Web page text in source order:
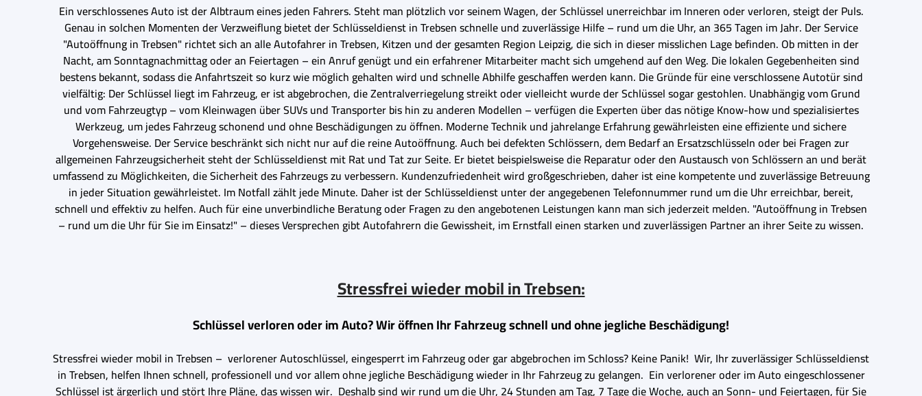
Ein verschlossenes Auto ist der Albtraum eines jeden Fahrers. Steht man plötzlich vor seinem Wagen, der Schlüssel unerreichbar im Inneren oder verloren, steigt der Puls.
Genau in solchen Momenten der Verzweiflung bietet der Schlüsseldienst in Trebsen schnelle und zuverlässige Hilfe – rund um die Uhr, an 365 Tagen im Jahr. Der Service
"Autoöffnung in Trebsen" richtet sich an alle Autofahrer in Trebsen, Kitzen und der gesamten Region Leipzig, die sich in dieser misslichen Lage befinden. Ob mitten in der
Nacht, am Sonntagnachmittag oder an Feiertagen – ein Anruf genügt und ein erfahrener Mitarbeiter macht sich umgehend auf den Weg. Die lokalen Gegebenheiten sind
bestens bekannt, sodass die Anfahrtszeit so kurz wie möglich gehalten wird und schnelle Abhilfe geschaffen werden kann. Die Gründe für eine verschlossene Autotür sind
vielfältig: Der Schlüssel liegt im Fahrzeug, er ist abgebrochen, die Zentralverriegelung streikt oder vielleicht wurde der Schlüssel sogar gestohlen. Unabhängig vom Grund
und vom Fahrzeugtyp – vom Kleinwagen über SUVs und Transporter bis hin zu anderen Modellen – verfügen die Experten über das nötige Know-how und spezialisiertes
Werkzeug, um jedes Fahrzeug schonend und ohne Beschädigungen zu öffnen. Moderne Technik und jahrelange Erfahrung gewährleisten eine effiziente und sichere
Vorgehensweise. Der Service beschränkt sich nicht nur auf die reine Autoöffnung. Auch bei defekten Schlössern, dem Bedarf an Ersatzschlüsseln oder bei Fragen zur
allgemeinen Fahrzeugsicherheit steht der Schlüsseldienst mit Rat und Tat zur Seite. Er bietet beispielsweise die Reparatur oder den Austausch von Schlössern an und berät
umfassend zu Möglichkeiten, die Sicherheit des Fahrzeugs zu verbessern. Kundenzufriedenheit wird großgeschrieben, daher ist eine kompetente und zuverlässige Betreuung
in jeder Situation gewährleistet. Im Notfall zählt jede Minute. Daher ist der Schlüsseldienst unter der angegebenen Telefonnummer rund um die Uhr erreichbar, bereit,
schnell und effektiv zu helfen. Auch für eine unverbindliche Beratung oder Fragen zu den angebotenen Leistungen kann man sich jederzeit melden. "Autoöffnung in Trebsen
– rund um die Uhr für Sie im Einsatz!" – dieses Versprechen gibt Autofahrern die Gewissheit, im Ernstfall einen starken und zuverlässigen Partner an ihrer Seite zu wissen.
Stressfrei wieder mobil in Trebsen:
Schlüssel verloren oder im Auto? Wir öffnen Ihr Fahrzeug schnell und ohne jegliche Beschädigung!
Stressfrei wieder mobil in Trebsen – verlorener Autoschlüssel, eingesperrt im Fahrzeug oder gar abgebrochen im Schloss? Keine Panik! Wir, Ihr zuverlässiger Schlüsseldienst
in Trebsen, helfen Ihnen schnell, professionell und vor allem ohne jegliche Beschädigung wieder in Ihr Fahrzeug zu gelangen. Ein verlorener oder im Auto eingeschlossener
Schlüssel ist ärgerlich und stört Ihre Pläne, das wissen wir. Deshalb sind wir rund um die Uhr, 24 Stunden am Tag, 7 Tage die Woche, auch an Sonn- und Feiertagen, für Sie